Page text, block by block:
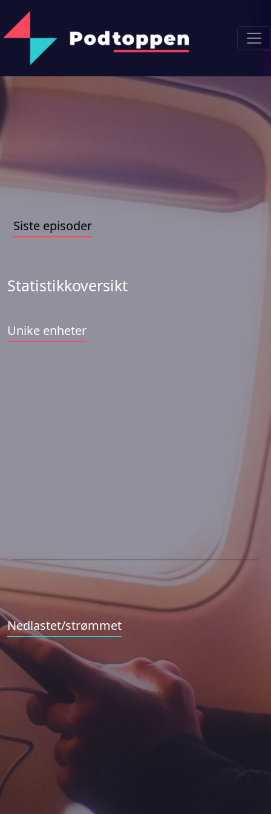
Siste episoder
Statistikkoversikt
Unike enheter
Nedlastet/strømmet